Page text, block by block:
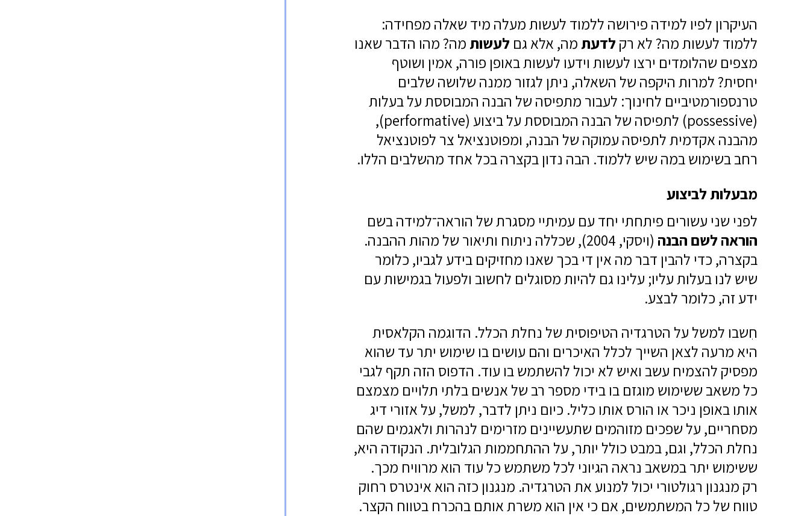
העיקרון לפיו למידה פירושה ללמוד לעשות מעלה מיד שאלה מפחידה:
ללמוד לעשות מה? לא רק לדעתמה, אלא גם לעשותמה? מהו הדבר שאנו
מצפים שהלומדים ירצו לעשות וידעו לעשות באופן פורה, אמין ושוטף
יחסית? למרות היקפה של השאלה, ניתן לגזור ממנה שלושה שלבים
טרנספורמטיביים לחינוך: לעבור מתפיסה של הבנה המבוססת על בעלות
(possessive) לתפיסה של הבנה המבוססת על ביצוע (performative),
מהבנה אקדמית לתפיסה עמוקה של הבנה, ומפוטנציאל צר לפוטנציאל
רחב בשימוש במה שיש ללמוד. הבה נדון בקצרה בכל אחד מהשלבים הללו.
מבעלות לביצוע
לפני שני עשורים פיתחתי יחד עם עמיתיי מסגרת של הוראה־למידה בשם
הוראה לשם הבנה
(ויסקי, 2004), שכללה ניתוח ותיאור של מהות ההבנה.
בקצרה, כדי להבין דבר מה אין די בכך שאנו מחזיקים בידע לגביו, כלומר
שיש לנו בעלות עליו; עלינו גם להיות מסוגלים לחשוב ולפעול בגמישות עם
ידע זה, כלומר לבצע.
חִשבו למשל על הטרגדיה הטיפוסית של נחלת הכלל. הדוגמה הקלאסית
היא מרעה לצאן השייך לכלל האיכרים והם עושים בו שימוש יתר עד שהוא
מפסיק להצמיח עשב ואיש לא יכול להשתמש בו עוד. הדפוס הזה תקף לגבי
כל משאב ששימוש מוגזם בו בידי מספר רב של אנשים בלתי תלויים מצמצם
אותו באופן ניכר או הורס אותו כליל. כיום ניתן לדבר, למשל, על אזורי דיג
מסחריים, על שפכים מזוהמים שתעשיינים מזרימים לנהרות ולאגמים שהם
נחלת הכלל, וגם, במבט כולל יותר, על ההתחממות הגלובלית. הנקודה היא,
ששימוש יתר במשאב נראה הגיוני לכל משתמש כל עוד הוא מרוויח מכך.
רק מנגנון רגולטורי יכול למנוע את הטרגדיה. מנגנון כזה הוא אינטרס רחוק
טווח של כל המשתמשים, אם כי אין הוא משרת אותם בהכרח בטווח הקצר.